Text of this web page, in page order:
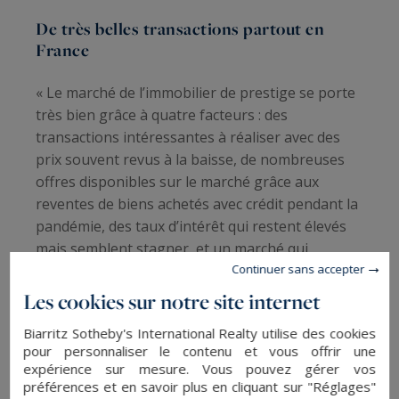
De très belles transactions partout en
France
« Le marché de l’immobilier de prestige se porte
très bien grâce à quatre facteurs : des
transactions intéressantes à réaliser avec des
prix souvent revus à la baisse, de nombreuses
offres disponibles sur le marché grâce aux
reventes de biens achetés avec crédit pendant la
pandémie, des taux d’intérêt qui restent élevés
mais semblent stagner, et un marché qui
représente une valeur refuge », rapporte
Alexander Kraft.
Perspectives prudemment optimistes pour
la fin de l’année
Les cookies sur notre site internet
Biarritz Sotheby's International Realty utilise des cookies
pour personnaliser le contenu et vous offrir une
expérience sur mesure. Vous pouvez gérer vos
préférences et en savoir plus en cliquant sur "Réglages"
Continuer sans accepter